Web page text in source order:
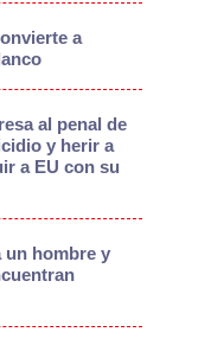
a
al penal de
y herir a
a EU con su
un hombre y